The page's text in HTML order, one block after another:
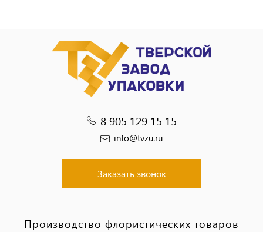
8 905 129 15 15
info@tvzu.ru
Заказать звонок
Производство флористических товаров